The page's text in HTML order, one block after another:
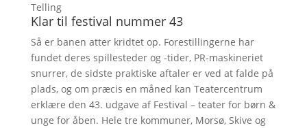
Telling
Klar til festival nummer 43
Så er banen atter kridtet op. Forestillingerne har
fundet deres spillesteder og -tider, PR-maskineriet
snurrer, de sidste praktiske aftaler er ved at falde på
plads, og om præcis en måned kan Teatercentrum
erklære den 43. udgave af Festival – teater for børn &
unge for åben. Hele tre kommuner, Morsø, Skive og